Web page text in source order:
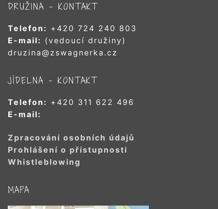
DRUŽINA – KONTAKT
Telefon: +420 724 240 803
E-mail: (vedoucí družiny)
druzina@zswagnerka.cz
JÍDELNA – KONTAKT
Telefon: +420 311 622 496
E-mail:
Zpracování osobních údajů
Prohlášení o přístupnosti
Whistleblowing
MAPA